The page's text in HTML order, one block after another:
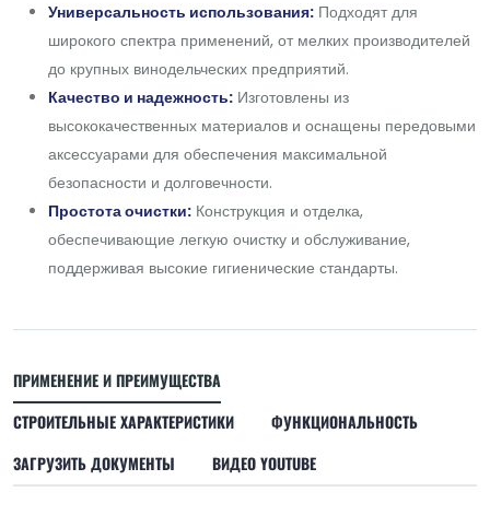
Универсальность использования: Подходят для
широкого спектра применений, от мелких производителей
до крупных винодельческих предприятий.
Качество и надежность: Изготовлены из
высококачественных материалов и оснащены передовыми
аксессуарами для обеспечения максимальной
безопасности и долговечности.
Простота очистки: Конструкция и отделка,
обеспечивающие легкую очистку и обслуживание,
поддерживая высокие гигиенические стандарты.
ПРИМЕНЕНИЕ И ПРЕИМУЩЕСТВА
СТРОИТЕЛЬНЫЕ ХАРАКТЕРИСТИКИ
ФУНКЦИОНАЛЬНОСТЬ
ЗАГРУЗИТЬ ДОКУМЕНТЫ
ВИДЕО YOUTUBE